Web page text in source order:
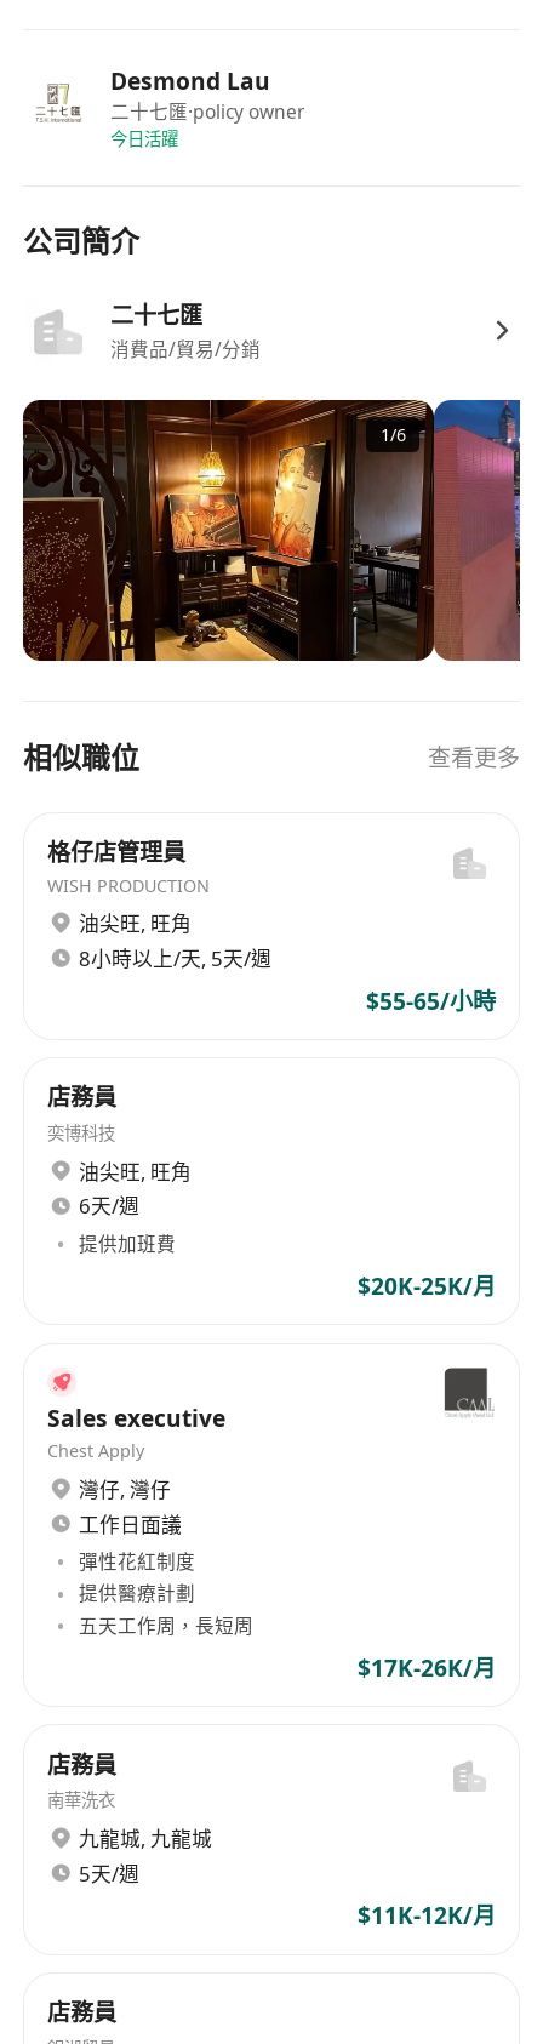
管理力，能在週末、假日及高客流時段穩定輸出
高品質服務。
對社羣媒體有基本認知與日常使用習慣，願意學
具高度責任感與團隊合作精神，能配合輪班安排
司服務規範、資料保密原則與營運紀律。
具備中英文基本讀寫能力，可理解產品技術資
話基本會話能力者為加分條件。
Desmond Lau
二十七匯·policy owner
今日活躍
公司簡介
二十七匯
消費品/貿易/分銷
1/6
相似職位 查看更多
格仔店管理員
WISH PRODUCTION
油尖旺, 旺角
8小時以上/天, 5天/週
$55-65/小時
店務員
奕博科技
油尖旺, 旺角
6天/週
提供加班費
$20K-25K/月
Sales executive
Chest Apply
灣仔, 灣仔
工作日面議
彈性花紅制度
提供醫療計劃
五天工作周，長短周
$17K-26K/月
店務員
南華洗衣
九龍城, 九龍城
5天/週
$11K-12K/月
店務員